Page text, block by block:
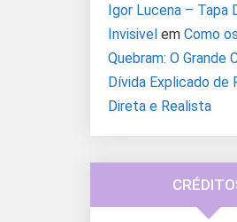
Igor Lucena – Tapa
Invisivel em Como
Quebram: O Grande
Dívida Explicado de
Direta e Realista